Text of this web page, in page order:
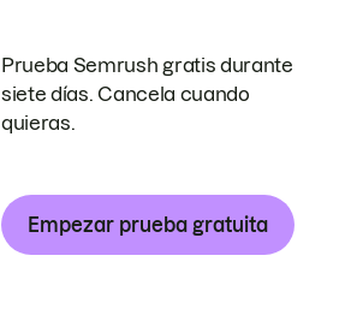
Prueba Semrush gratis durante
siete días. Cancela cuando
quieras.
Empezar prueba gratuita